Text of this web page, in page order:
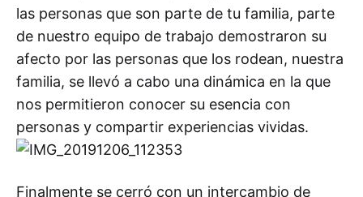
las personas que son parte de tu familia, parte
de nuestro equipo de trabajo demostraron su
afecto por las personas que los rodean, nuestra
familia, se llevó a cabo una dinámica en la que
nos permitieron conocer su esencia con
personas y compartir experiencias vividas.
Finalmente se cerró con un intercambio de